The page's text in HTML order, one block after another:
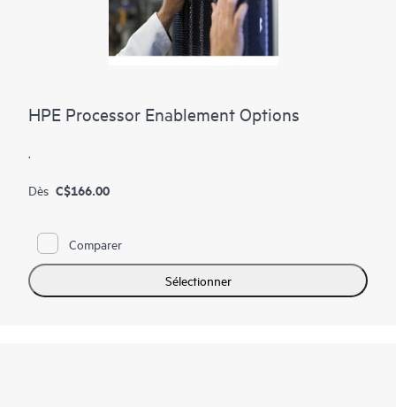
HPE Processor Enablement Options
.
Dès C$166.00
Comparer
Sélectionner